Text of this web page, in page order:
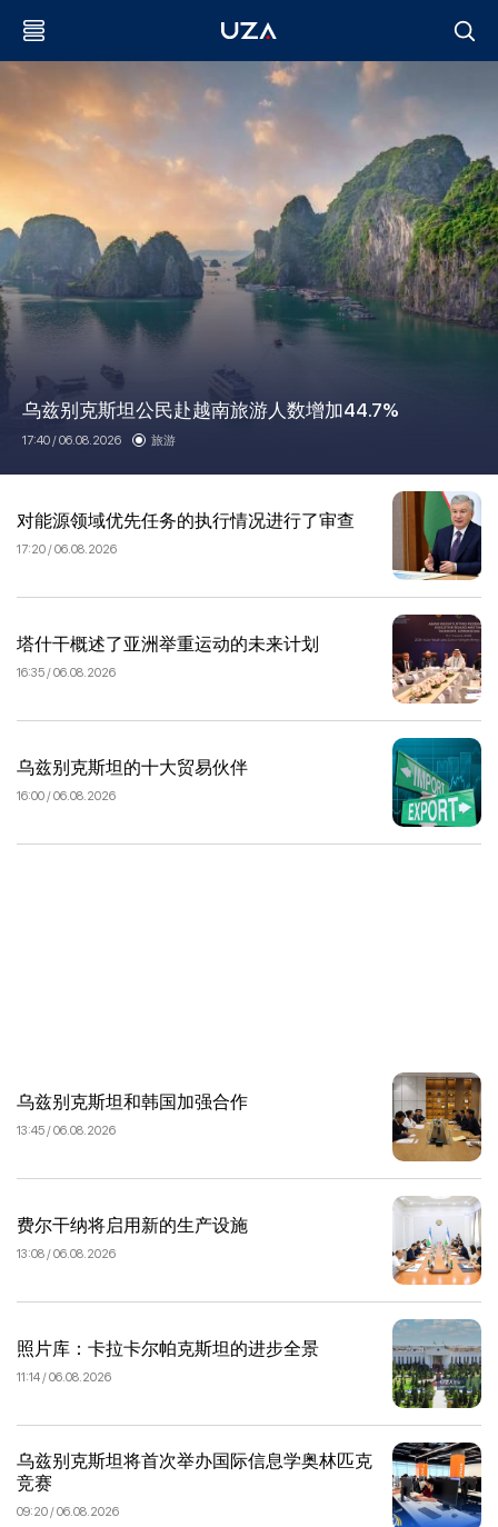
乌兹别克斯坦公民赴越南旅游人数增加44.7%
17:40 / 06.08.2026 旅游
对能源领域优先任务的执行情况进行了审查
17:20 / 06.08.2026
塔什干概述了亚洲举重运动的未来计划
16:35 / 06.08.2026
乌兹别克斯坦的十大贸易伙伴
16:00 / 06.08.2026
乌兹别克斯坦和韩国加强合作
13:45 / 06.08.2026
费尔干纳将启用新的生产设施
13:08 / 06.08.2026
照片库：卡拉卡尔帕克斯坦的进步全景
11:14 / 06.08.2026
乌兹别克斯坦将首次举办国际信息学奥林匹克
竞赛
09:20 / 06.08.2026